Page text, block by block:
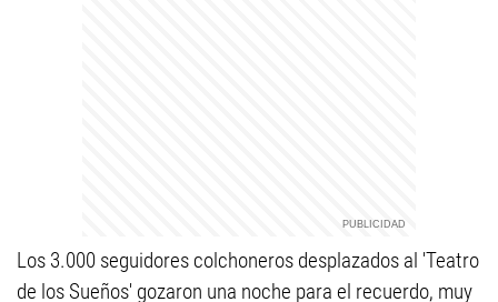
Los 3.000 seguidores colchoneros desplazados al 'Teatro
de los Sueños' gozaron una noche para el recuerdo, muy